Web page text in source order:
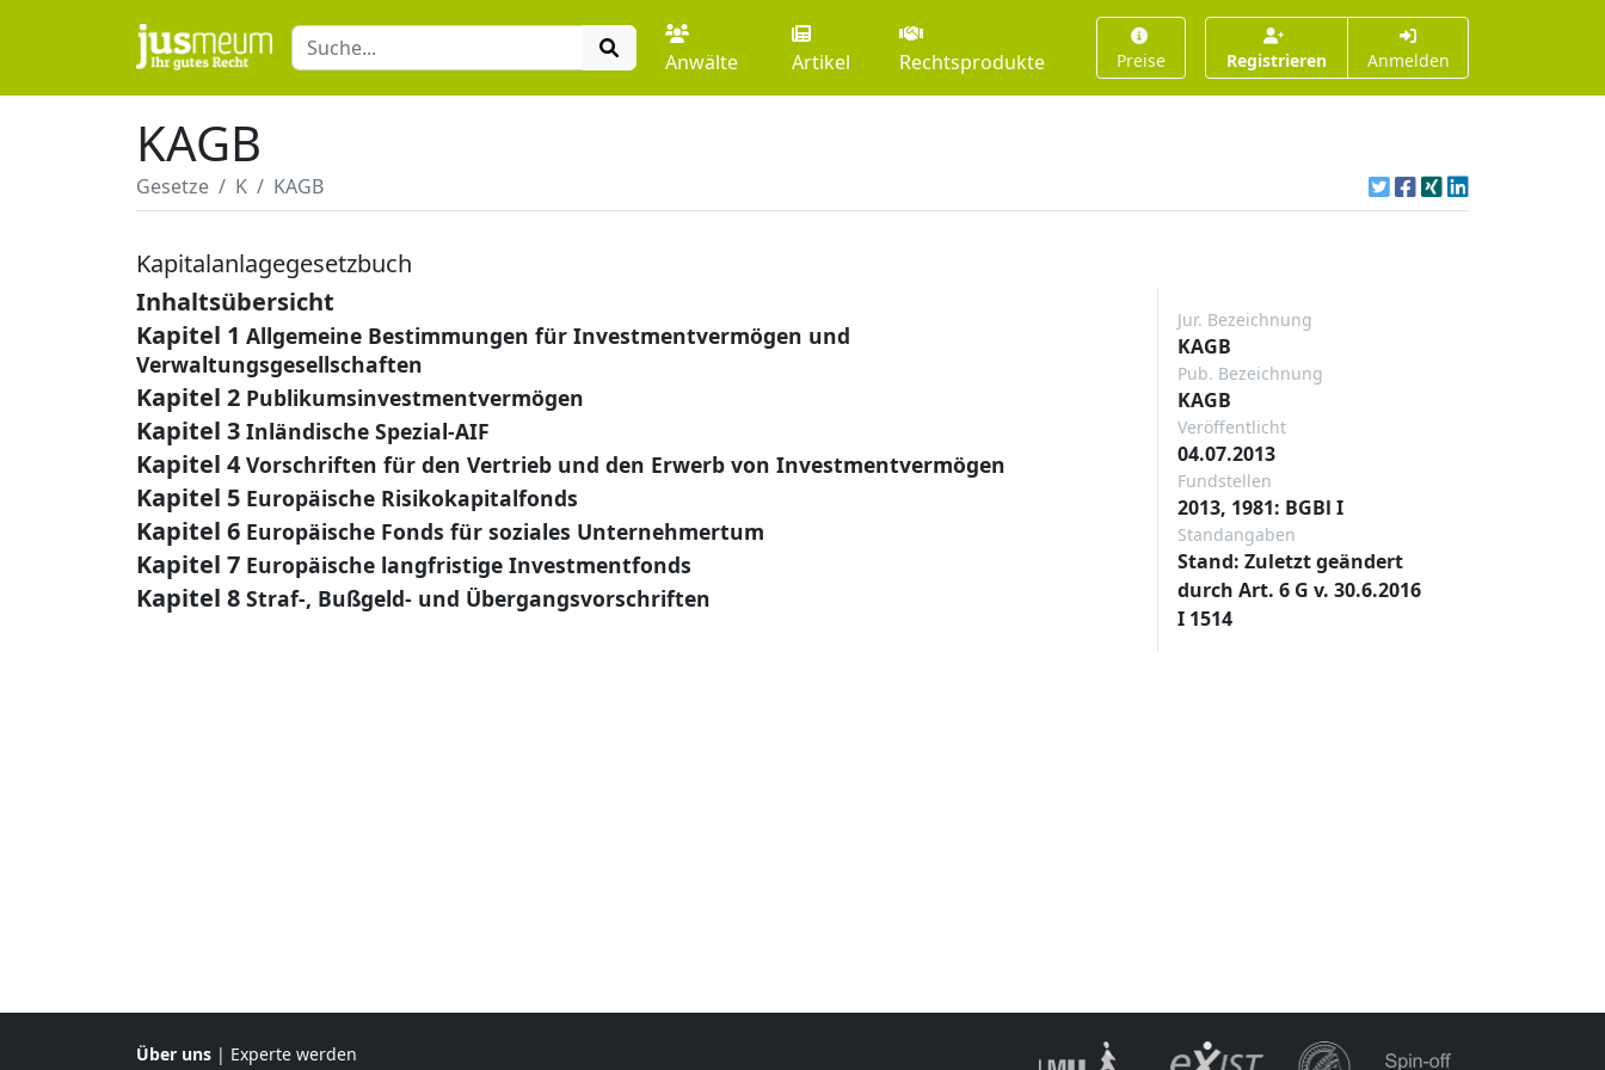
Anwälte Artikel Rechtsprodukte Preise Registrieren Anmelden
KAGB
Gesetze K KAGB
Kapitalanlagegesetzbuch
Inhaltsübersicht
Kapitel 1 Allgemeine Bestimmungen für Investmentvermögen und
Verwaltungsgesellschaften
Kapitel 2 Publikumsinvestmentvermögen
Kapitel 3 Inländische Spezial-AIF
Kapitel 4 Vorschriften für den Vertrieb und den Erwerb von Investmentvermögen
Kapitel 5 Europäische Risikokapitalfonds
Kapitel 6 Europäische Fonds für soziales Unternehmertum
Kapitel 7 Europäische langfristige Investmentfonds
Kapitel 8 Straf-, Bußgeld- und Übergangsvorschriften
Jur. Bezeichnung
KAGB
Pub. Bezeichnung
KAGB
Veröffentlicht
04.07.2013
Fundstellen
2013, 1981: BGBl I
Standangaben
Stand: Zuletzt geändert
durch Art. 6 G v. 30.6.2016
I 1514
Über uns | Experte werden